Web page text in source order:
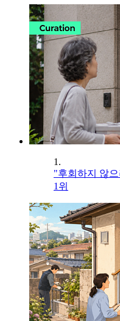
1.
"후회하지 않
1위